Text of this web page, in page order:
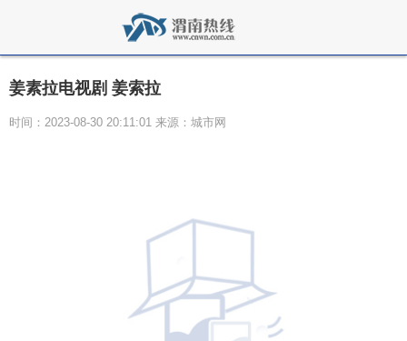
姜素拉电视剧 姜索拉
时间：2023-08-30 20:11:01 来源：城市网